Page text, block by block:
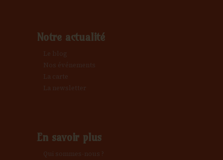
Notre actualité
Le blog
Nos événements
La carte
La newsletter
En savoir plus
Qui sommes-nous ?